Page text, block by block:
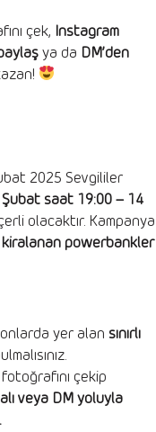
çek, Instagram
ya da DM’den
2025 Sevgililer
Şubat saat 19:00 – 14
olacaktır. Kampanya
kiralanan powerbankler
yer alan sınırlı
çekip
veya DM yoluyla